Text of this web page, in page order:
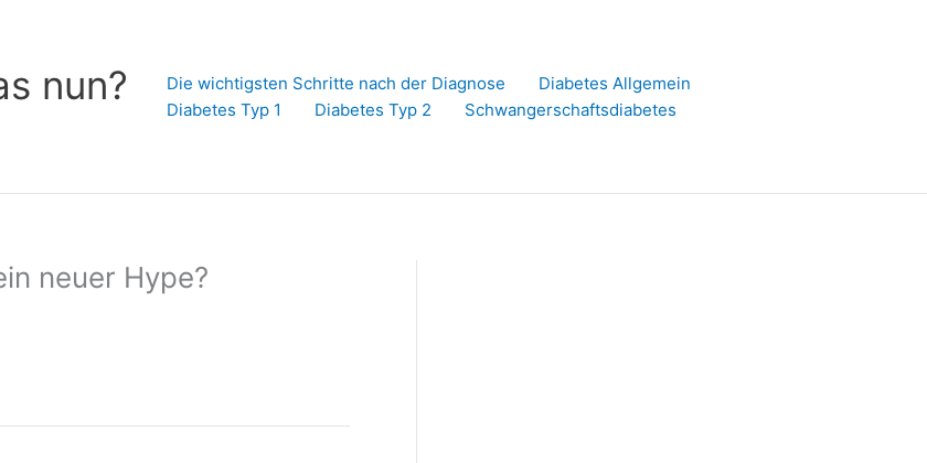
nun? Die wichtigsten Schritte nach der Diagnose
Diabetes Allgemein
Diabetes Typ 1
Diabetes Typ 2 Schwangerschaftsdiabetes
neuer Hype?